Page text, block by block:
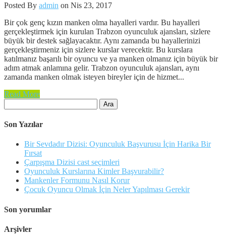
Posted By admin on Nis 23, 2017
Bir çok genç kızın manken olma hayalleri vardır. Bu hayalleri
gerçekleştirmek için kurulan Trabzon oyunculuk ajansları, sizlere
büyük bir destek sağlayacaktır. Aynı zamanda bu hayallerinizi
gerçekleştirmeniz için sizlere kurslar verecektir. Bu kurslara
katılmanız başarılı bir oyuncu ve ya manken olmanız için büyük bir
adım atmak anlamına gelir. Trabzon oyunculuk ajansları, aynı
zamanda manken olmak isteyen bireyler için de hizmet...
Read More
Son Yazılar
Bir Sevdadır Dizisi: Oyunculuk Başvurusu İçin Harika Bir
Fırsat
Çarpışma Dizisi cast seçimleri
Oyunculuk Kurslarına Kimler Başvurabilir?
Mankenler Formunu Nasıl Korur
Çocuk Oyuncu Olmak İçin Neler Yapılması Gerekir
Son yorumlar
Arşivler